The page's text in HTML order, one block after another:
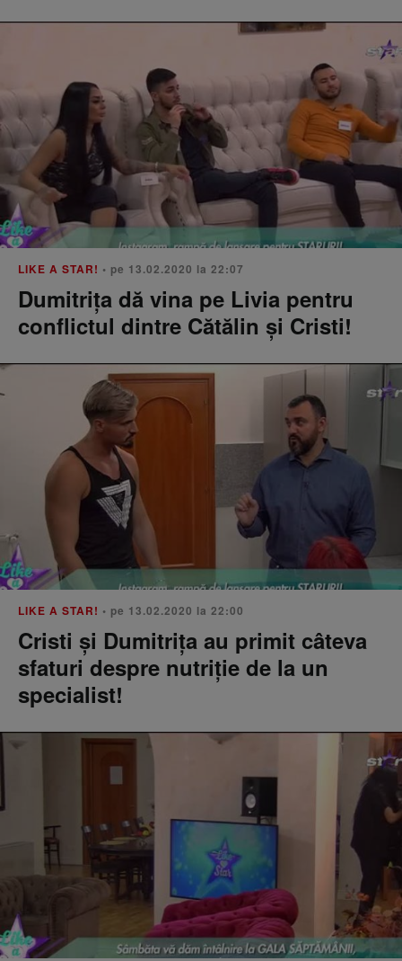
LIKE A STAR! • pe 13.02.2020 la 22:07
Dumitriţa dă vina pe Livia pentru
conflictul dintre Cătălin şi Cristi!
LIKE A STAR! • pe 13.02.2020 la 22:00
Cristi şi Dumitriţa au primit câteva
sfaturi despre nutriţie de la un
specialist!